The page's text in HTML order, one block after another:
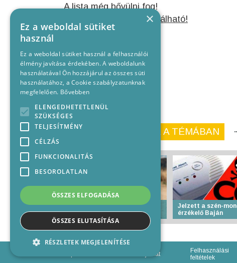
A lista még bővülni fog!
A VB menetrendje itt található!
KORÁBBI CIKKEINK A TÉMÁBAN
Életbe lép az I. fokú
vízkorlátozás
Jelzett a szén-
érzékelő Baján
Médiajánlat
Felhasználási
feltételek
×
Ez a weboldal sütiket
használ
Ez a weboldal sütiket használ a felhasználói
élmény javítása érdekében. A weboldalunk
használatával Ön hozzájárul az összes süti
használatához, a Cookie szabályzatunknak
megfelelően. Bővebben
ELENGEDHETETLENÜL
SZÜKSÉGES
TELJESÍTMÉNY
CÉLZÁS
FUNKCIONALITÁS
BESOROLATLAN
ÖSSZES ELFOGADÁSA
ÖSSZES ELUTASÍTÁSA
RÉSZLETEK MEGJELENÍTÉSE